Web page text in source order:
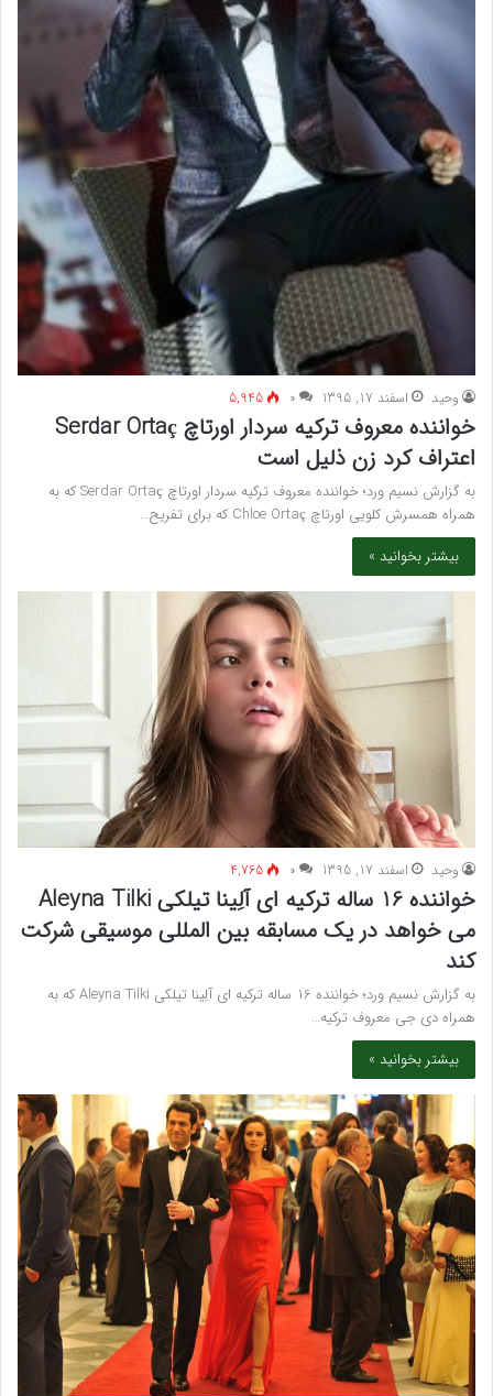
وحید اسفند 17, 1395 ۰ 5,945
خواننده معروف ترکیه سردار اورتاچ Serdar Ortaç
اعتراف کرد زن ذلیل است
به گزارش نسیم ورد؛ خواننده معروف ترکیه سردار اورتاچ Serdar Ortaç که به
همراه همسرش کلویی اورتاچ Chloe Ortaç که برای تفریح…
بیشتر بخوانید »
وحید اسفند 17, 1395 ۰ 4,765
خواننده 16 ساله ترکیه ای آلِینا تیلکی Aleyna Tilki
می خواهد در یک مسابقه بین المللی موسیقی شرکت
کند
به گزارش نسیم ورد؛ خواننده 16 ساله ترکیه ای آلِینا تیلکی Aleyna Tilki که به
همراه دی جی معروف ترکیه…
بیشتر بخوانید »